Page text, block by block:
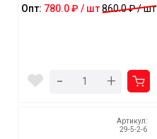
пропитка арт. ПСПД NIKA
Опт: 780.0 ₽ / шт 860.0 ₽ / шт
- +
Артикул:
29-5-2-6